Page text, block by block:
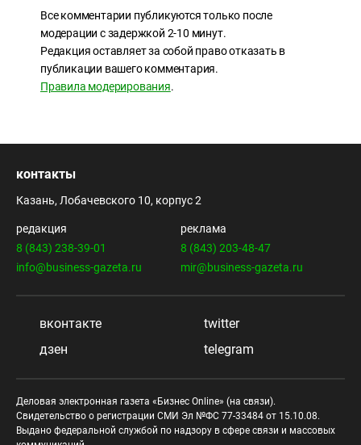
Все комментарии публикуются только после
модерации с задержкой 2-10 минут.
Редакция оставляет за собой право отказать в
публикации вашего комментария.
Правила модерирования.
контакты
Казань, Лобачевского 10, корпус 2
редакция
8 (843) 238-39-01
info@business-gazeta.ru
реклама
8 (843) 203-48-47
mir@business-gazeta.ru
вконтакте
twitter
дзен
telegram
Деловая электронная газета «Бизнес Online» (на связи).
Свидетельство о регистрации СМИ Эл №ФС 77-33484 от 15.10.08.
Выдано федеральной службой по надзору в сфере связи и массовых